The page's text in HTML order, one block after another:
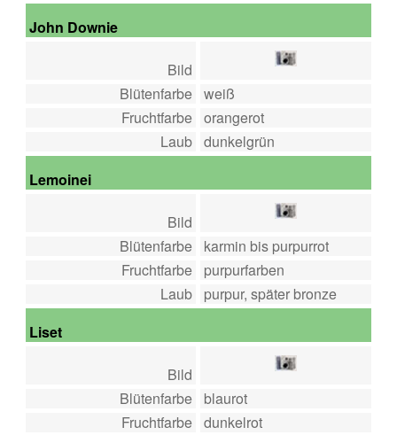
John Downie
Bild
Blütenfarbe weiß
Fruchtfarbe orangerot
Laub dunkelgrün
Lemoinei
Bild
Blütenfarbe
karmin bis purpurrot
Fruchtfarbe
purpurfarben
Laub
purpur, später bronze
Liset
Bild
Blütenfarbe
blaurot
Fruchtfarbe dunkelrot